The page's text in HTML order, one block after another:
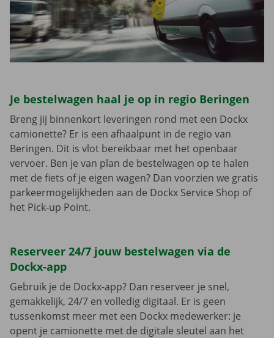
Je bestelwagen haal je op in regio Beringen
Breng jij binnenkort leveringen rond met een Dockx
camionette? Er is een afhaalpunt in de regio van
Beringen. Dit is vlot bereikbaar met het openbaar
vervoer. Ben je van plan de bestelwagen op te halen
met de fiets of je eigen wagen? Dan voorzien we gratis
parkeermogelijkheden aan de Dockx Service Shop of
het Pick-up Point.
Reserveer 24/7 jouw bestelwagen via de
Dockx-app
Gebruik je de Dockx-app? Dan reserveer je snel,
gemakkelijk, 24/7 en volledig digitaal. Er is geen
tussenkomst meer met een Dockx medewerker: je
opent je camionette met de digitale sleutel aan het